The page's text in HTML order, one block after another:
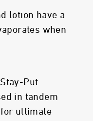
lotion have a
when
Put
in tandem
ultimate